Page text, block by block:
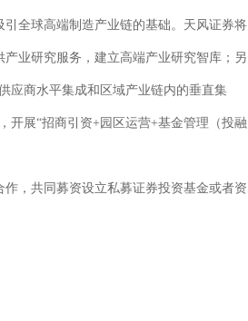
全球高端制造产业链的基础。天风证券将
业研究服务，建立高端产业研究智库；另
应商水平集成和区域产业链内的垂直集
开展“招商引资+园区运营+基金管理（投融
，共同募资设立私募证券投资基金或者资